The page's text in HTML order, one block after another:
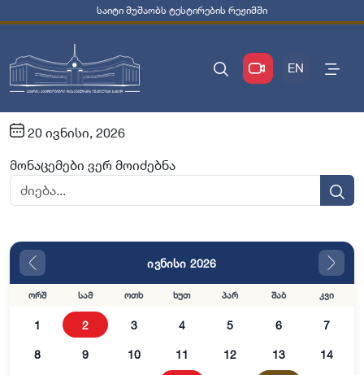
საიტი მუშაობს ტესტირების რეჟიმში
EN
20 ივნისი, 2026
მონაცემები ვერ მოიძებნა
ივნისი 2026
ორშ სამ ოთხ ხუთ პარ შაბ კვი
1 2 3 4 5 6 7
8 9 10 11 12 13 14